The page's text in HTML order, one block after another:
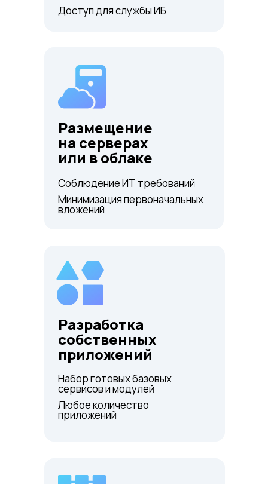
Соблюдение ИТ требований
Набор готовых базовых
сервисов и модулей
Любое количество
приложений
Доступ для службы ИБ
Минимизация первоначальных
вложений
Разработка
собственных
приложений
Размещение
на серверах
или в облаке